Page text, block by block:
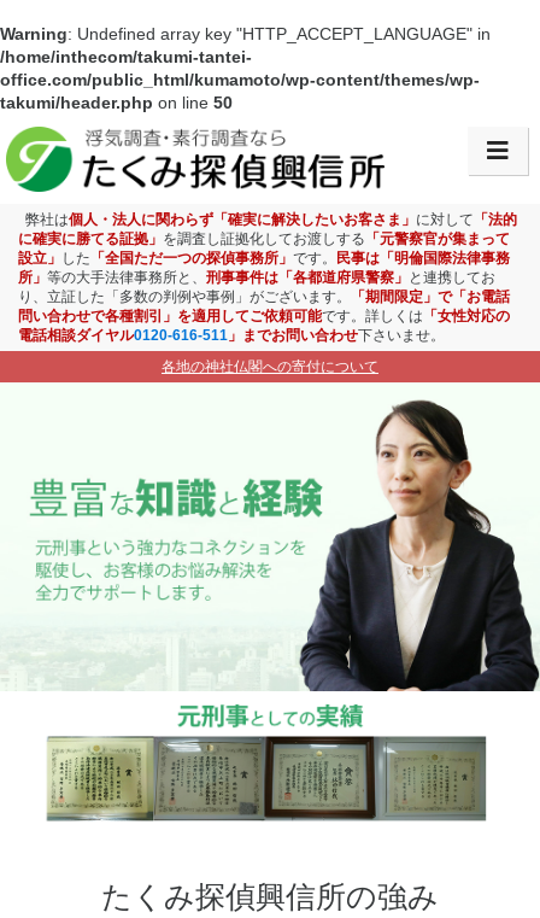
Warning: Undefined array key "HTTP_ACCEPT_LANGUAGE" in
/home/inthecom/takumi-tantei-
office.com/public_html/kumamoto/wp-content/themes/wp-
takumi/header.php on line 50
会社情報・アクセス
素行調査
盗聴盗撮調査
ストーカー対策
企業調査
家出調査
ご利用の流れ
お客様の声
よくあるご質問
弊社は個人・法人に関わらず「確実に解決したいお客さま」 に対して 「法的
に確実に勝てる証拠」 を調査し証拠化してお渡しする 「元警察官が集まって
設立」 した 「全国ただ一つの探偵事務所」 です。
民事は「明倫国際法律事務
所」 等の大手法律事務所と、 刑事事件は「各都道府県警察」 と連携してお
り、立証した「多数の判例や事例」がございます。
「期間限定」で「お電話
問い合わせで各種割引」を適用してご依頼可能です。詳しくは 「女性対応の
電話相談ダイヤル0120-616-511 」までお問い合わせ下さいませ。
各地の神社仏閣への寄付について
たくみ探偵興信所の強み